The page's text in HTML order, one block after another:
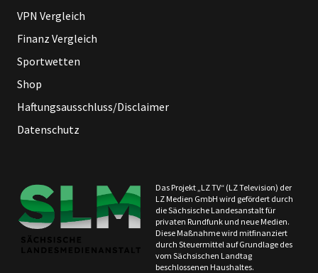
VPN Vergleich
Finanz Vergleich
Sportwetten
Shop
Haftungsausschluss/Disclaimer
Datenschutz
Das Projekt „LZ TV“ (LZ Television) der
LZ Medien GmbH wird gefördert durch
die Sächsische Landesanstalt für
privaten Rundfunk und neue Medien.
Diese Maßnahme wird mitfinanziert
durch Steuermittel auf Grundlage des
vom Sächsischen Landtag
beschlossenen Haushaltes.